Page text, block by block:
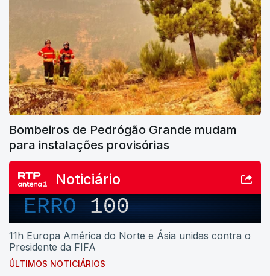
Bombeiros de Pedrógão Grande mudam
para instalações provisórias
Noticiário
ERRO100
11h Europa América do Norte e Ásia unidas contra o
Presidente da FIFA
ÚLTIMOS NOTICIÁRIOS